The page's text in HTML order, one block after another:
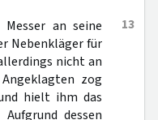
13
an seine
Nebenkläger für
nicht an
zog
hielt ihm das
dessen